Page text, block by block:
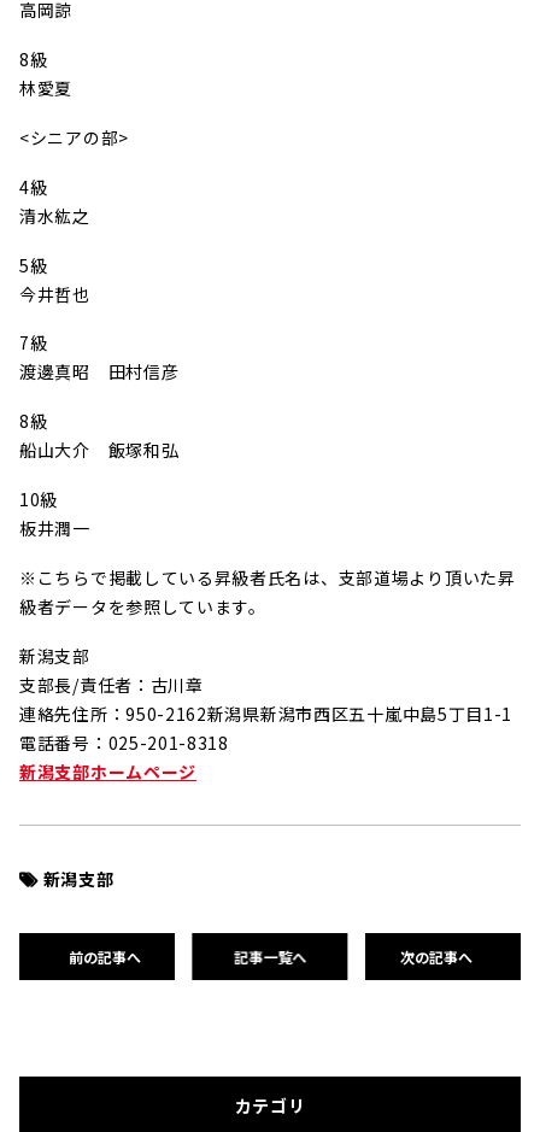
高岡諒
8級
林愛夏
<シニアの部>
4級
清水紘之
5級
今井哲也
7級
渡邊真昭 田村信彦
8級
船山大介 飯塚和弘
10級
板井潤一
※こちらで掲載している昇級者氏名は、支部道場より頂いた昇
級者データを参照しています。
新潟支部
支部長/責任者：古川章
連絡先住所：950-2162新潟県新潟市西区五十嵐中島5丁目1-1
電話番号：025-201-8318
新潟支部ホームページ
新潟支部
前の記事へ 記事一覧へ 次の記事へ
カテゴリ